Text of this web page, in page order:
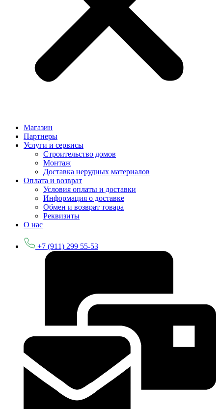
Магазин
Партнеры
Услуги и сервисы
Строительство домов
Монтаж
Доставка нерудных материалов
Оплата и возврат
Условия оплаты и доставки
Информация о доставке
Обмен и возврат товара
Реквизиты
О нас
+7 (911) 299 55-53